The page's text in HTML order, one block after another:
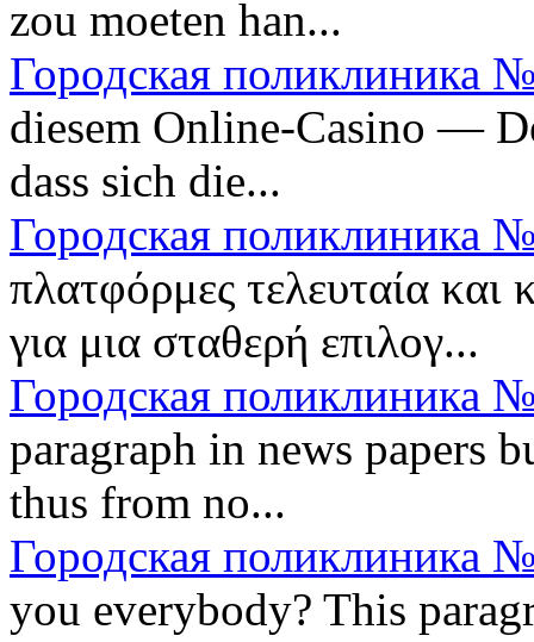
zou moeten han...
Городская поликлиника
diesem Online-Casino —
dass sich die...
Городская поликлиника
πλατφόρμες τελευταία και
για μια σταθερή επιλογ...
Городская поликлиника
paragraph in news papers
thus from no...
Городская поликлиника
you everybody? This